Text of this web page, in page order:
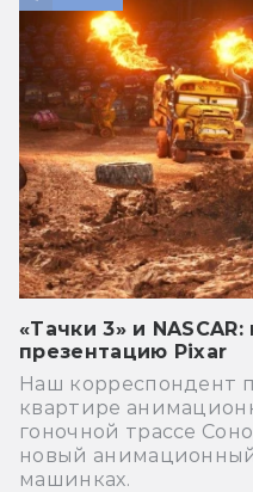
«Тачки 3» и
презентацию Pixar
Наш корреспондент
квартире
гоночной трассе
новый
машинках.